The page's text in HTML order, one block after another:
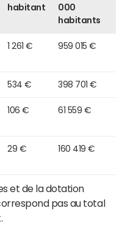
habitant
000
habitants
1 261 € 959 015 €
534 € 398 701 €
106 € 61 559 €
29 € 160 419 €
et de la dotation
pas au total